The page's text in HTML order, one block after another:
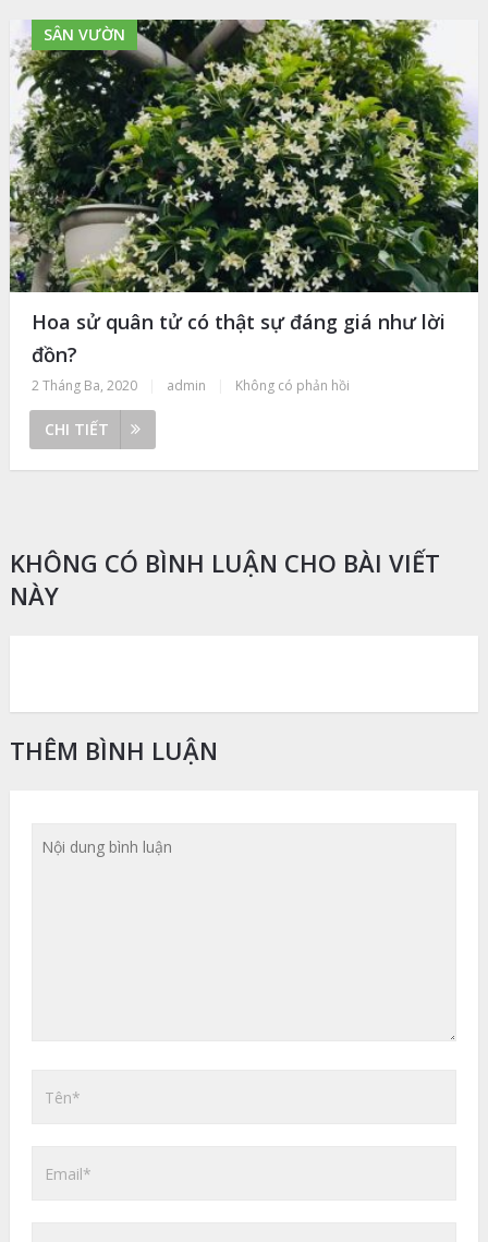
SÂN VƯỜN
Hoa sử quân tử có thật sự đáng giá như lời
đồn?
2 Tháng Ba, 2020 admin Không có phản hồi
CHI TIẾT
KHÔNG CÓ BÌNH LUẬN CHO BÀI VIẾT
NÀY
THÊM BÌNH LUẬN